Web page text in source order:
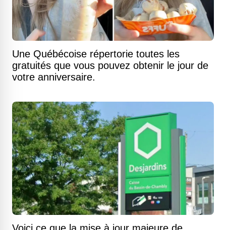
Une Québécoise répertorie toutes les
gratuités que vous pouvez obtenir le jour de
votre anniversaire.
Voici ce que la mise à jour majeure de